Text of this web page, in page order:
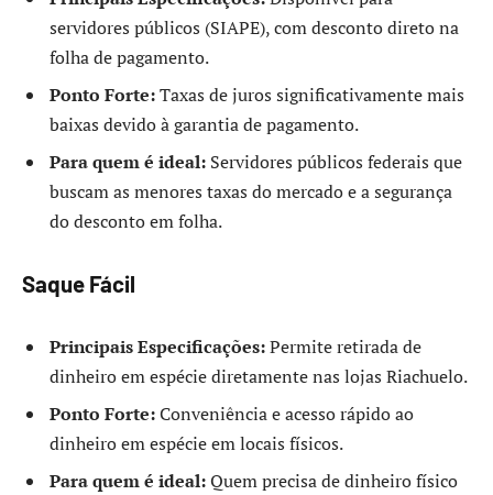
servidores públicos (SIAPE), com desconto direto na
folha de pagamento.
Ponto Forte:Taxas de juros significativamente mais
baixas devido à garantia de pagamento.
Para quem é ideal: Servidores públicos federais que
buscam as menores taxas do mercado e a segurança
do desconto em folha.
Saque Fácil
Principais Especificações:Permite retirada de
dinheiro em espécie diretamente nas lojas Riachuelo.
Ponto Forte:Conveniência e acesso rápido ao
dinheiro em espécie em locais físicos.
Para quem é ideal:Quem precisa de dinheiro físico